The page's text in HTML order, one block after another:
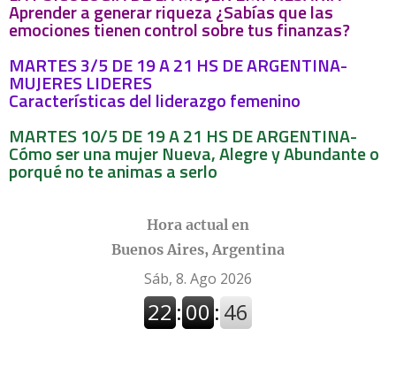
Aprender a generar riqueza ¿Sabías que las
emociones tienen control sobre tus finanzas?
MARTES 3/5 DE 19 A 21 HS DE ARGENTINA-
MUJERES LIDERES
Características del liderazgo femenino
MARTES 10/5 DE 19 A 21 HS DE ARGENTINA-
Cómo ser una mujer Nueva, Alegre y Abundante o
porqué no te animas a serlo
Hora actual en
Buenos Aires, Argentina